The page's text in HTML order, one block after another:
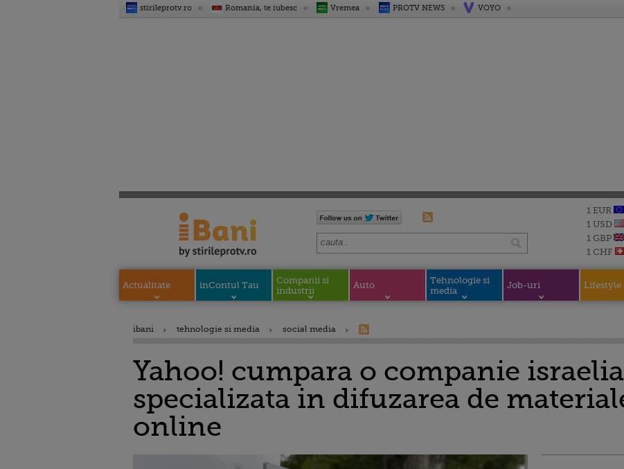
stirileprotv.ro Romania, te iubesc Vremea PROTV NEWS VOYO
1 EUR
1 USD
1 GBP
1 CHF
Actualitate inContul Tau
Companii si
industrii
Auto
Tehnologie si
media
Job-uri Lifestyle
ibani tehnologie si media social media
Yahoo! cumpara o companie
specializata in difuzarea de
online